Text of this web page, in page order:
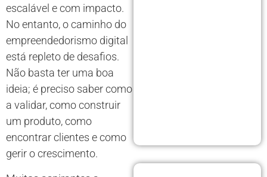
escalável e com impacto.
No entanto, o caminho do
empreendedorismo digital
está repleto de desafios.
Não basta ter uma boa
ideia; é preciso saber como
a validar, como construir
um produto, como
encontrar clientes e como
gerir o crescimento.